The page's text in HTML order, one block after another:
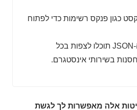
כגון פנקס רשימות כדי לפתוח
4. בתוך קובץ ה-JSON תוכלו לצפות בכל
בשירותי אינסטגרם.
אלה מאפשרות לך לגשת